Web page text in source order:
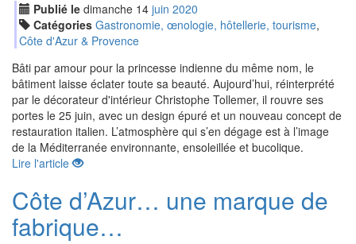
Publié le dimanche 14 juin 2020
Catégories Gastronomie, œnologie, hôtellerie, tourisme,
Côte d'Azur & Provence
Bâti par amour pour la princesse indienne du même nom, le
bâtiment laisse éclater toute sa beauté. Aujourd’hui, réinterprété
par le décorateur d'intérieur Christophe Tollemer, il rouvre ses
portes le 25 juin, avec un design épuré et un nouveau concept de
restauration italien. L’atmosphère qui s’en dégage est à l’image
de la Méditerranée environnante, ensoleillée et bucolique.
Lire l'article
Côte d’Azur… une marque de
fabrique…